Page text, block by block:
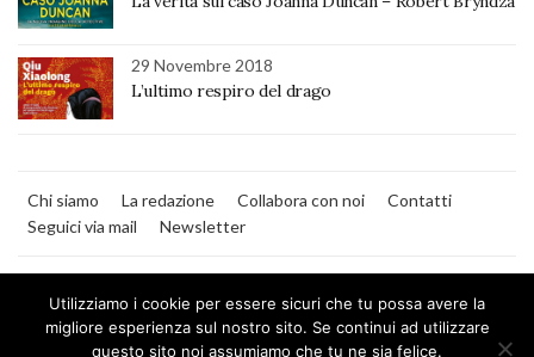
29 Novembre 2018
L’ultimo respiro del drago
Chi siamo La redazione Collabora con noi
Contatti
Seguici via mail
Newsletter
Utilizziamo i cookie per essere sicuri che tu possa avere la
migliore esperienza sul nostro sito. Se continui ad utilizzare
questo sito noi assumiamo che tu ne sia felice.